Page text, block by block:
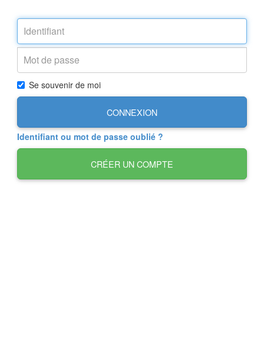
Se souvenir de moi
CONNEXION
Identifiant ou mot de passe oublié ?
CRÉER UN COMPTE